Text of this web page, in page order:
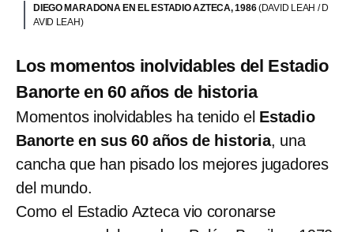
DIEGO MARADONA EN EL ESTADIO AZTECA, 1986(DAVID LEAH / D
AVID LEAH)
Los momentos inolvidables del Estadio
Banorte en 60 años de historia
Momentos inolvidables ha tenido el Estadio
Banorte en sus 60 años de historia, una
cancha que han pisado los mejores jugadores
del mundo.
Como el Estadio Azteca vio coronarse